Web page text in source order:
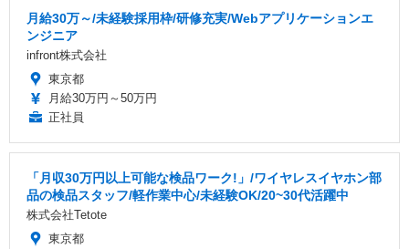
月給30万～/未経験採用枠/研修充実/Webアプリケーションエ
ンジニア
infront株式会社
東京都
月給30万円～50万円
正社員
「月収30万円以上可能な検品ワーク!」/ワイヤレスイヤホン部
品の検品スタッフ/軽作業中心/未経験OK/20~30代活躍中
株式会社Tetote
東京都